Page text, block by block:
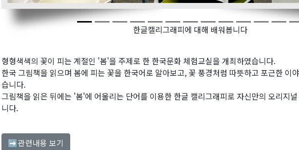
한글캘리그래피에 대해 배워봅니다
형형색색의 꽃이 피는 계절인 '봄'을 주제로 한 한국문화 체험교실을 개최하였습니다.
한국 그림책을 읽으며 봄에 피는 꽃을 한국어로 알아보고, 꽃 풍경처럼 따뜻하고 포근한 이
습니다.
그림책을 읽은 뒤에는 '봄'에 어울리는 단어를 이용한 한글 캘리그래피로 자신만의 오리지
니다.
➡관련내용 보기